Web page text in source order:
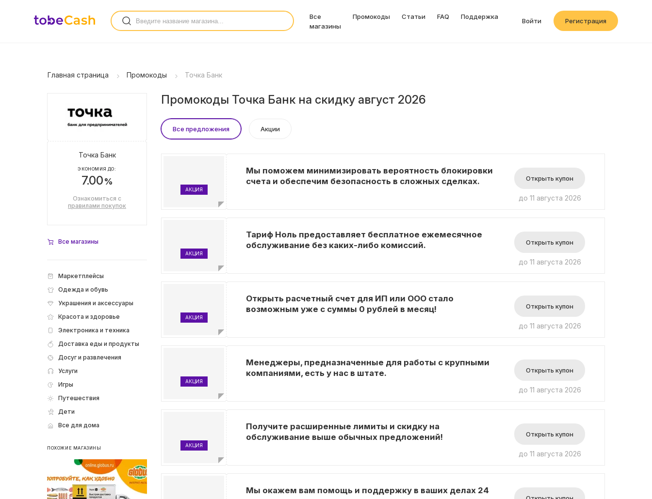
Все
магазины
Промокоды Статьи FAQ Поддержка
Войти Регистрация
Главная страница Промокоды Точка Банк
Точка Банк
ЭКОНОМИЯ ДО:
7.00%
Ознакомиться с
правилами покупок
Все магазины
Маркетплейсы
Одежда и обувь
Украшения и аксессуары
Красота и здоровье
Электроника и техника
Доставка еды и продукты
Досуг и развлечения
Услуги
Игры
Путешествия
Дети
Все для дома
ПОХОЖИЕ МАГАЗИНЫ
Промокоды Точка Банк на скидку август 2026
Все предложения Акции
АКЦИЯ
Мы поможем минимизировать вероятность блокировки
счета и обеспечим безопасность в сложных сделках.
Открыть купон
до 11 августа 2026
АКЦИЯ
Тариф Ноль предоставляет бесплатное ежемесячное
обслуживание без каких-либо комиссий.
Открыть купон
до 11 августа 2026
АКЦИЯ
Открыть расчетный счет для ИП или ООО стало
возможным уже с суммы 0 рублей в месяц!
Открыть купон
до 11 августа 2026
АКЦИЯ
Менеджеры, предназначенные для работы с крупными
компаниями, есть у нас в штате.
Открыть купон
до 11 августа 2026
АКЦИЯ
Получите расширенные лимиты и скидку на
обслуживание выше обычных предложений!
Открыть купон
до 11 августа 2026
Мы окажем вам помощь и поддержку в ваших делах 24